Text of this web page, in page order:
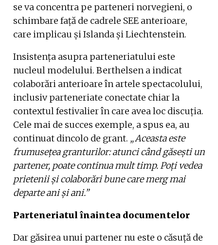
se va concentra pe parteneri norvegieni, o
schimbare față de cadrele SEE anterioare,
care implicau și Islanda și Liechtenstein.
Insistența asupra parteneriatului este
nucleul modelului. Berthelsen a indicat
colaborări anterioare în artele spectacolului,
inclusiv parteneriate conectate chiar la
contextul festivalier în care avea loc discuția.
Cele mai de succes exemple, a spus ea, au
continuat dincolo de grant. „Aceasta este
frumusețea granturilor: atunci când găsești un
partener, poate continua mult timp. Poți vedea
prietenii și colaborări bune care merg mai
departe ani și ani.”
Parteneriatul înaintea documentelor
Dar găsirea unui partener nu este o căsuță de